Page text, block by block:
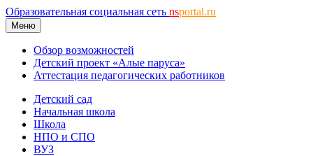
Образовательная социальная сеть nsportal.ru
Меню
Обзор возможностей
Детский проект «Алые паруса»
Аттестация педагогических работников
Детский сад
Начальная школа
Школа
НПО и СПО
ВУЗ